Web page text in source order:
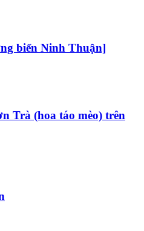
biển Ninh Thuận]
Trà (hoa táo mèo) trên